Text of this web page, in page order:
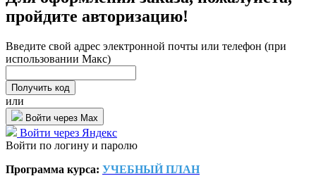
пройдите авторизацию!
Введите свой адрес электронной почты или телефон (при
использовании Макс)
или
Войти через Max
Войти через Яндекс
Войти по логину и паролю
Программа курса: УЧЕБНЫЙ ПЛАН